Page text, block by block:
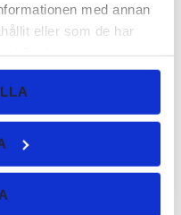
med annan
eller som de har
för miljön
ingredienser
för både hud och